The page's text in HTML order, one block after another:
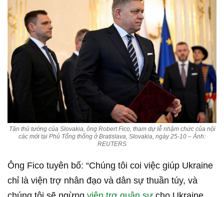
Tân thủ tướng của Slovakia, ông Robert Fico, tham dự lễ nhậm chức của nội
các mới tại Phủ Tổng thống ở Bratislava, Slovakia, ngày 25-10 – Ảnh:
REUTERS
Ông Fico tuyên bố: “Chúng tôi coi việc giúp Ukraine
chỉ là viện trợ nhân đạo và dân sự thuần túy, và